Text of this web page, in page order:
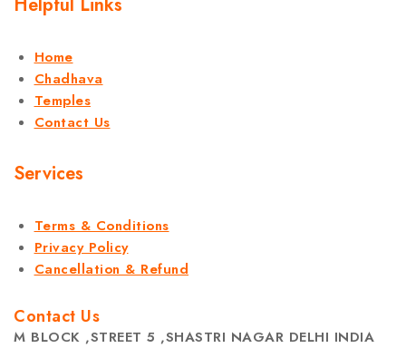
Home
Chadhava
Temples
Contact Us
Services
Terms & Conditions
Privacy Policy
Cancellation & Refund
Contact Us
M BLOCK ,STREET 5 ,SHASTRI NAGAR DELHI INDIA